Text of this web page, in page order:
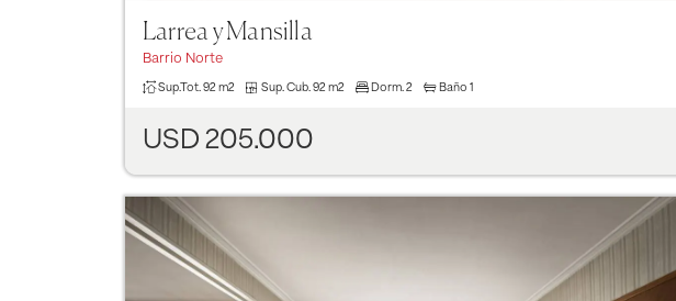
Larrea y Mansilla
Barrio Norte
Sup.Tot.92 m2 Sup. Cub.92 m2 Dorm.2 Baño 1
USD 205.000